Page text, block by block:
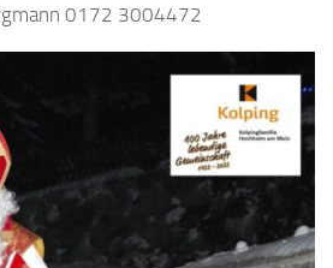
0172 3004472